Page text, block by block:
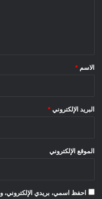
*
الاسم *
البريد الإلكتروني *
الموقع الإلكتروني
احفظ اسمي، بريدي الإلكتروني،